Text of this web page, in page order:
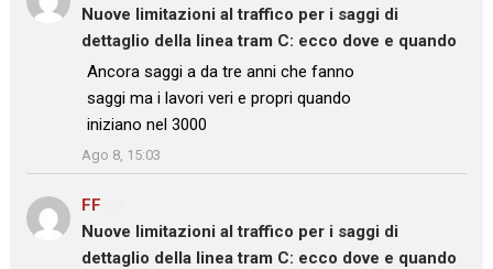
Nuove limitazioni al traffico per i saggi di
dettaglio della linea tram C: ecco dove e quando
: “
Ancora saggi a da tre anni che fanno
saggi ma i lavori veri e propri quando
iniziano nel 3000
”
Ago 8, 15:03
FF
Nuove limitazioni al traffico per i saggi di
dettaglio della linea tram C: ecco dove e quando